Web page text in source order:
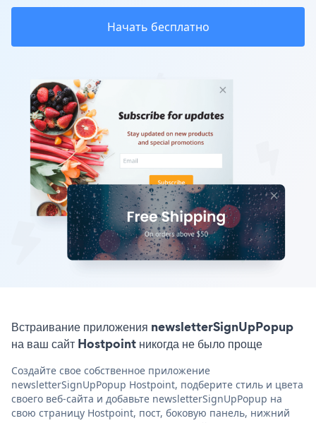
Начать бесплатно
Встраивание приложения newsletterSignUpPopup
на ваш сайт Hostpoint никогда не было проще
Создайте свое собственное приложение
newsletterSignUpPopup Hostpoint, подберите стиль и цвета
своего веб-сайта и добавьте newsletterSignUpPopup на
свою страницу Hostpoint, пост, боковую панель, нижний